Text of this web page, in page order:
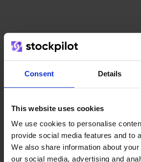
Consent Details
This website uses cookies
We use cookies to personalise
provide social media features and to
We also share information about
our social media, advertising and
Het team